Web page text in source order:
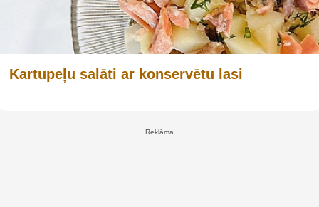
Kartupeļu salāti ar konservētu lasi
Reklāma